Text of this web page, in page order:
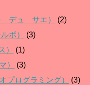
デュ サエ）
(2)
ボ）
(3)
）
(1)
）
(3)
プログラミング）
(3)